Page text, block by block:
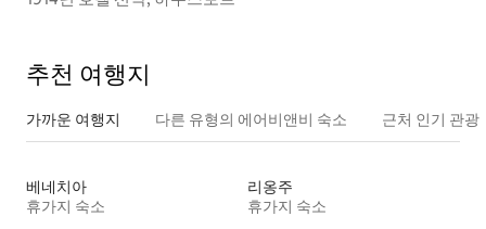
추천 여행지
가까운 여행지 다른 유형의 에어비앤비 숙소 근처 인기 관광
베네치아
휴가지 숙소
리옹주
휴가지 숙소